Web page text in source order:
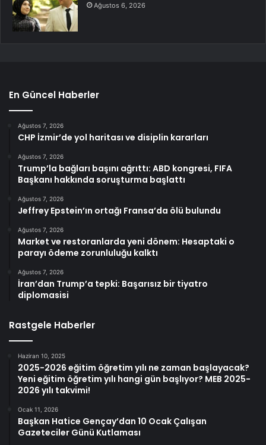
Ağustos 6, 2026
En Güncel Haberler
Ağustos 7, 2026
CHP İzmir’de yol haritası ve disiplin kararları
Ağustos 7, 2026
Trump’la bağları başını ağrıttı: ABD kongresi, FIFA
Başkanı hakkında soruşturma başlattı
Ağustos 7, 2026
Jeffrey Epstein’ın ortağı Fransa’da ölü bulundu
Ağustos 7, 2026
Market ve restoranlarda yeni dönem: Hesaptaki o
parayı ödeme zorunluluğu kalktı
Ağustos 7, 2026
İran’dan Trump’a tepki: Başarısız bir tiyatro
diplomasisi
Rastgele Haberler
Haziran 10, 2025
2025-2026 eğitim öğretim yılı ne zaman başlayacak?
Yeni eğitim öğretim yılı hangi gün başlıyor? MEB 2025-
2026 yılı takvimi!
Ocak 11, 2026
Başkan Hatice Gençay’dan 10 Ocak Çalışan
Gazeteciler Günü Kutlaması